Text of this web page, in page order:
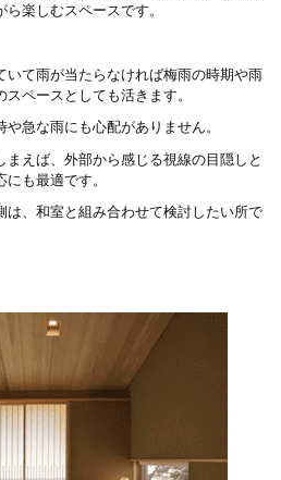
楽しむスペースです。
いて雨が当たらなければ梅雨の時期や雨
ペースとしても活きます。
急な雨にも心配がありません。
えば、外部から感じる視線の目隠しと
も最適です。
は、和室と組み合わせて検討したい所で